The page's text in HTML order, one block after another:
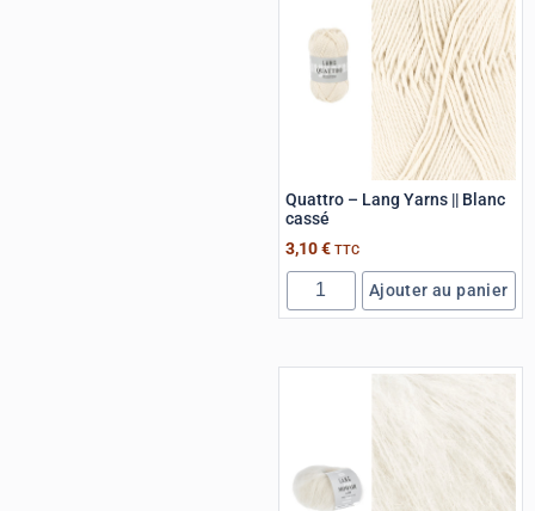
Quattro – Lang Yarns || Blanc
cassé
3,10€ TTC
Ajouter au panier